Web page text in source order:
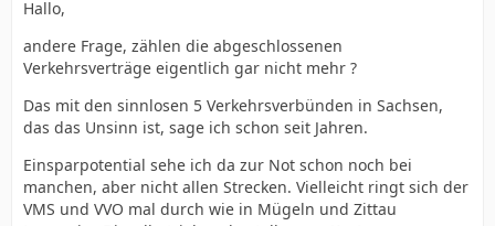
Hallo,
andere Frage, zählen die abgeschlossenen
Verkehrsverträge eigentlich gar nicht mehr ?
Das mit den sinnlosen 5 Verkehrsverbünden in Sachsen,
das das Unsinn ist, sage ich schon seit Jahren.
Einsparpotential sehe ich da zur Not schon noch bei
manchen, aber nicht allen Strecken. Vielleicht ringt sich der
VMS und VVO mal durch wie in Mügeln und Zittau